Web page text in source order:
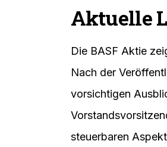
Aktuelle
Die BASF Aktie
Nach der
vorsichtigen
steuerbaren